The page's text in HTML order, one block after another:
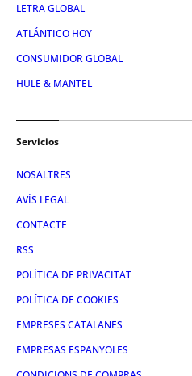
LETRA GLOBAL
ATLÁNTICO HOY
CONSUMIDOR GLOBAL
HULE & MANTEL
Servicios
NOSALTRES
AVÍS LEGAL
CONTACTE
RSS
POLÍTICA DE PRIVACITAT
POLÍTICA DE COOKIES
EMPRESES CATALANES
EMPRESAS ESPANYOLES